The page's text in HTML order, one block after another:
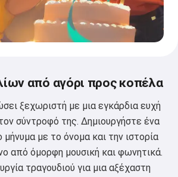
από αγόρι προς κοπέλα
ξεχωριστή με μια εγκάρδια ευχή
σύντροφό της. Δημιουργήστε ένα
μήνυμα με το όνομα και την ιστορία
από όμορφη μουσική και φωνητικά.
τραγουδιού για μια αξέχαστη